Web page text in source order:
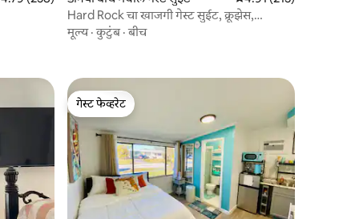
Hard Rock चा खाजगी गेस्ट सुईट, क्रूझेस,
एअरपोर्ट
मूल्य·कुटुंब·बीच
गेस्ट फेव्हरेट
गेस्ट फेव्हरेट